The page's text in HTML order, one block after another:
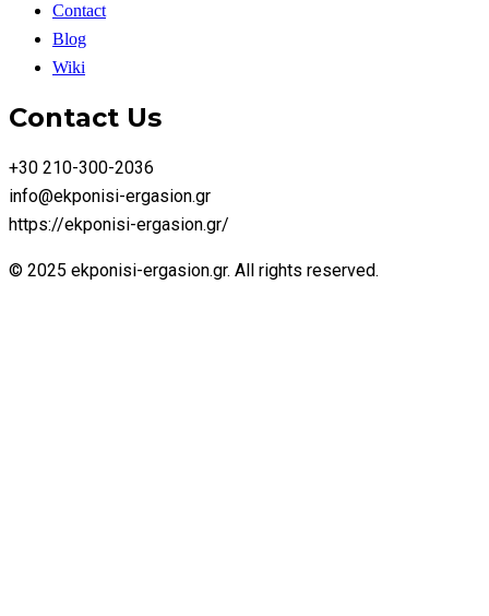
Contact
Blog
Wiki
Contact Us
+30 210-300-2036
info@ekponisi-ergasion.gr
https://ekponisi-ergasion.gr/
© 2025 ekponisi-ergasion.gr. All rights reserved.